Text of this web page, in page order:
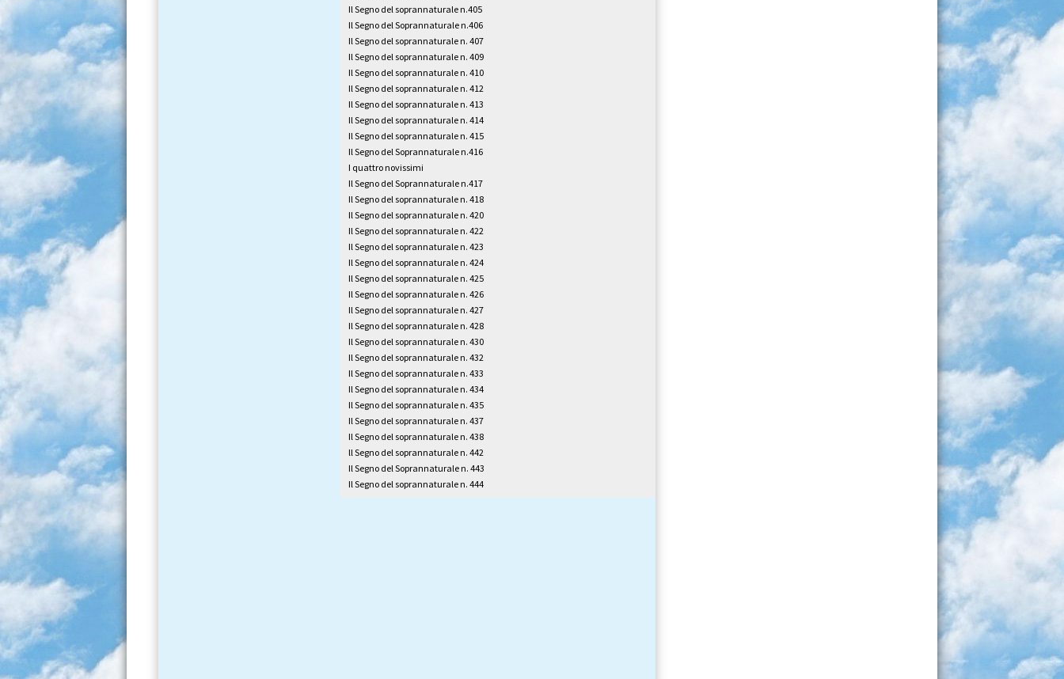
Il Segno del soprannaturale n.405
Il Segno del Soprannaturale n.406
Il Segno del soprannaturale n. 407
Il Segno del soprannaturale n. 409
Il Segno del soprannaturale n. 410
Il Segno del soprannaturale n. 412
Il Segno del soprannaturale n. 413
Il Segno del soprannaturale n. 414
Il Segno del soprannaturale n. 415
Il Segno del Soprannaturale n.416
I quattro novissimi
Il Segno del Soprannaturale n.417
Il Segno del soprannaturale n. 418
Il Segno del soprannaturale n. 420
Il Segno del soprannaturale n. 422
Il Segno del soprannaturale n. 423
Il Segno del soprannaturale n. 424
Il Segno del soprannaturale n. 425
Il Segno del soprannaturale n. 426
Il Segno del soprannaturale n. 427
Il Segno del soprannaturale n. 428
Il Segno del soprannaturale n. 430
Il Segno del soprannaturale n. 432
Il Segno del soprannaturale n. 433
Il Segno del soprannaturale n. 434
Il Segno del soprannaturale n. 435
Il Segno del soprannaturale n. 437
Il Segno del soprannaturale n. 438
ll Segno del soprannaturale n. 442
Il Segno del Soprannaturale n. 443
Il Segno del soprannaturale n. 444